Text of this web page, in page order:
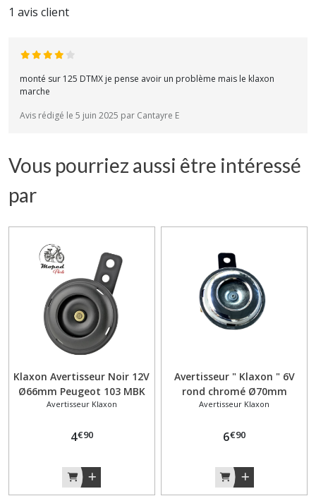
1 avis client
monté sur 125 DTMX je pense avoir un problème mais le klaxon
marche
Avis rédigé le 5 juin 2025 par Cantayre E
Vous pourriez aussi être intéressé
par
Klaxon Avertisseur Noir 12V
Ø66mm Peugeot 103 MBK
51 Motobécane Mobylette
Avertisseur Klaxon
4€90
Avertisseur " Klaxon " 6V
rond chromé Ø70mm
Peugeot 103 MBK
Avertisseur Klaxon
6€90